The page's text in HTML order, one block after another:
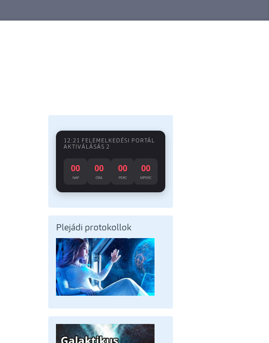
12:21 FELEMELKEDÉSI PORTÁL
AKTIVÁLÁSÁS 2
00
NAP
00
ÓRA
00
PERC
00
MPERC
Plejádi protokollok